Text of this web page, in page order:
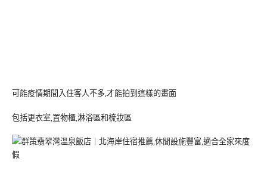
可能疫情期間入住客人不多,才能拍到這樣的畫面
包括更衣室,置物櫃,淋浴區和梳妝區